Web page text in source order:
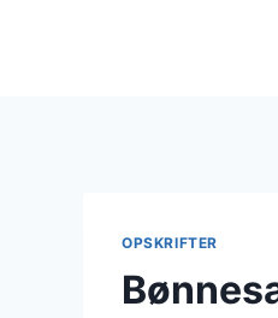
OPSKRIFTER